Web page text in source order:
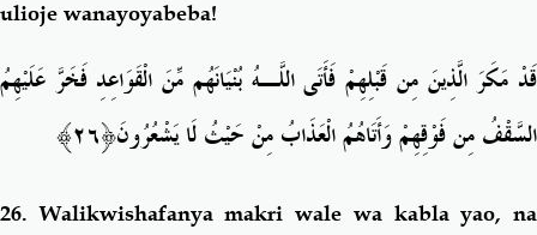
ulioje wanayoyabeba!
قَدْ مَكَرَ الَّذِينَ مِن قَبْلِهِمْ فَأَتَى اللَّـهُ بُنْيَانَهُم مِّنَ الْقَوَاعِدِ فَخَرَّ عَلَيْهِمُ
السَّقْفُ مِن فَوْقِهِمْ وَأَتَاهُمُ الْعَذَابُ مِنْ حَيْثُ لَا يَشْعُرُونَ﴿٢٦﴾
26.Walikwishafanya makri wale wa kabla yao, na